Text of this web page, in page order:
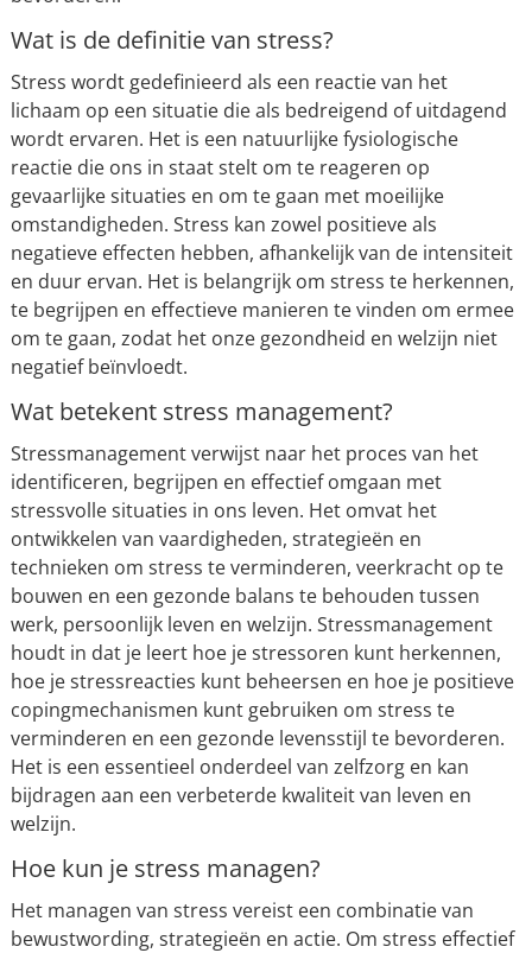
Wat is de definitie van stress?
Stress wordt gedefinieerd als een reactie van het
lichaam op een situatie die als bedreigend of uitdagend
wordt ervaren. Het is een natuurlijke fysiologische
reactie die ons in staat stelt om te reageren op
gevaarlijke situaties en om te gaan met moeilijke
omstandigheden. Stress kan zowel positieve als
negatieve effecten hebben, afhankelijk van de intensiteit
en duur ervan. Het is belangrijk om stress te herkennen,
te begrijpen en effectieve manieren te vinden om ermee
om te gaan, zodat het onze gezondheid en welzijn niet
negatief beïnvloedt.
Wat betekent stress management?
Stressmanagement verwijst naar het proces van het
identificeren, begrijpen en effectief omgaan met
stressvolle situaties in ons leven. Het omvat het
ontwikkelen van vaardigheden, strategieën en
technieken om stress te verminderen, veerkracht op te
bouwen en een gezonde balans te behouden tussen
werk, persoonlijk leven en welzijn. Stressmanagement
houdt in dat je leert hoe je stressoren kunt herkennen,
hoe je stressreacties kunt beheersen en hoe je positieve
copingmechanismen kunt gebruiken om stress te
verminderen en een gezonde levensstijl te bevorderen.
Het is een essentieel onderdeel van zelfzorg en kan
bijdragen aan een verbeterde kwaliteit van leven en
welzijn.
Hoe kun je stress managen?
Het managen van stress vereist een combinatie van
bewustwording, strategieën en actie. Om stress effectief